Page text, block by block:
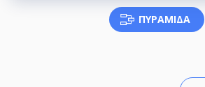
ΠΥΡΑΜΊΔΑ